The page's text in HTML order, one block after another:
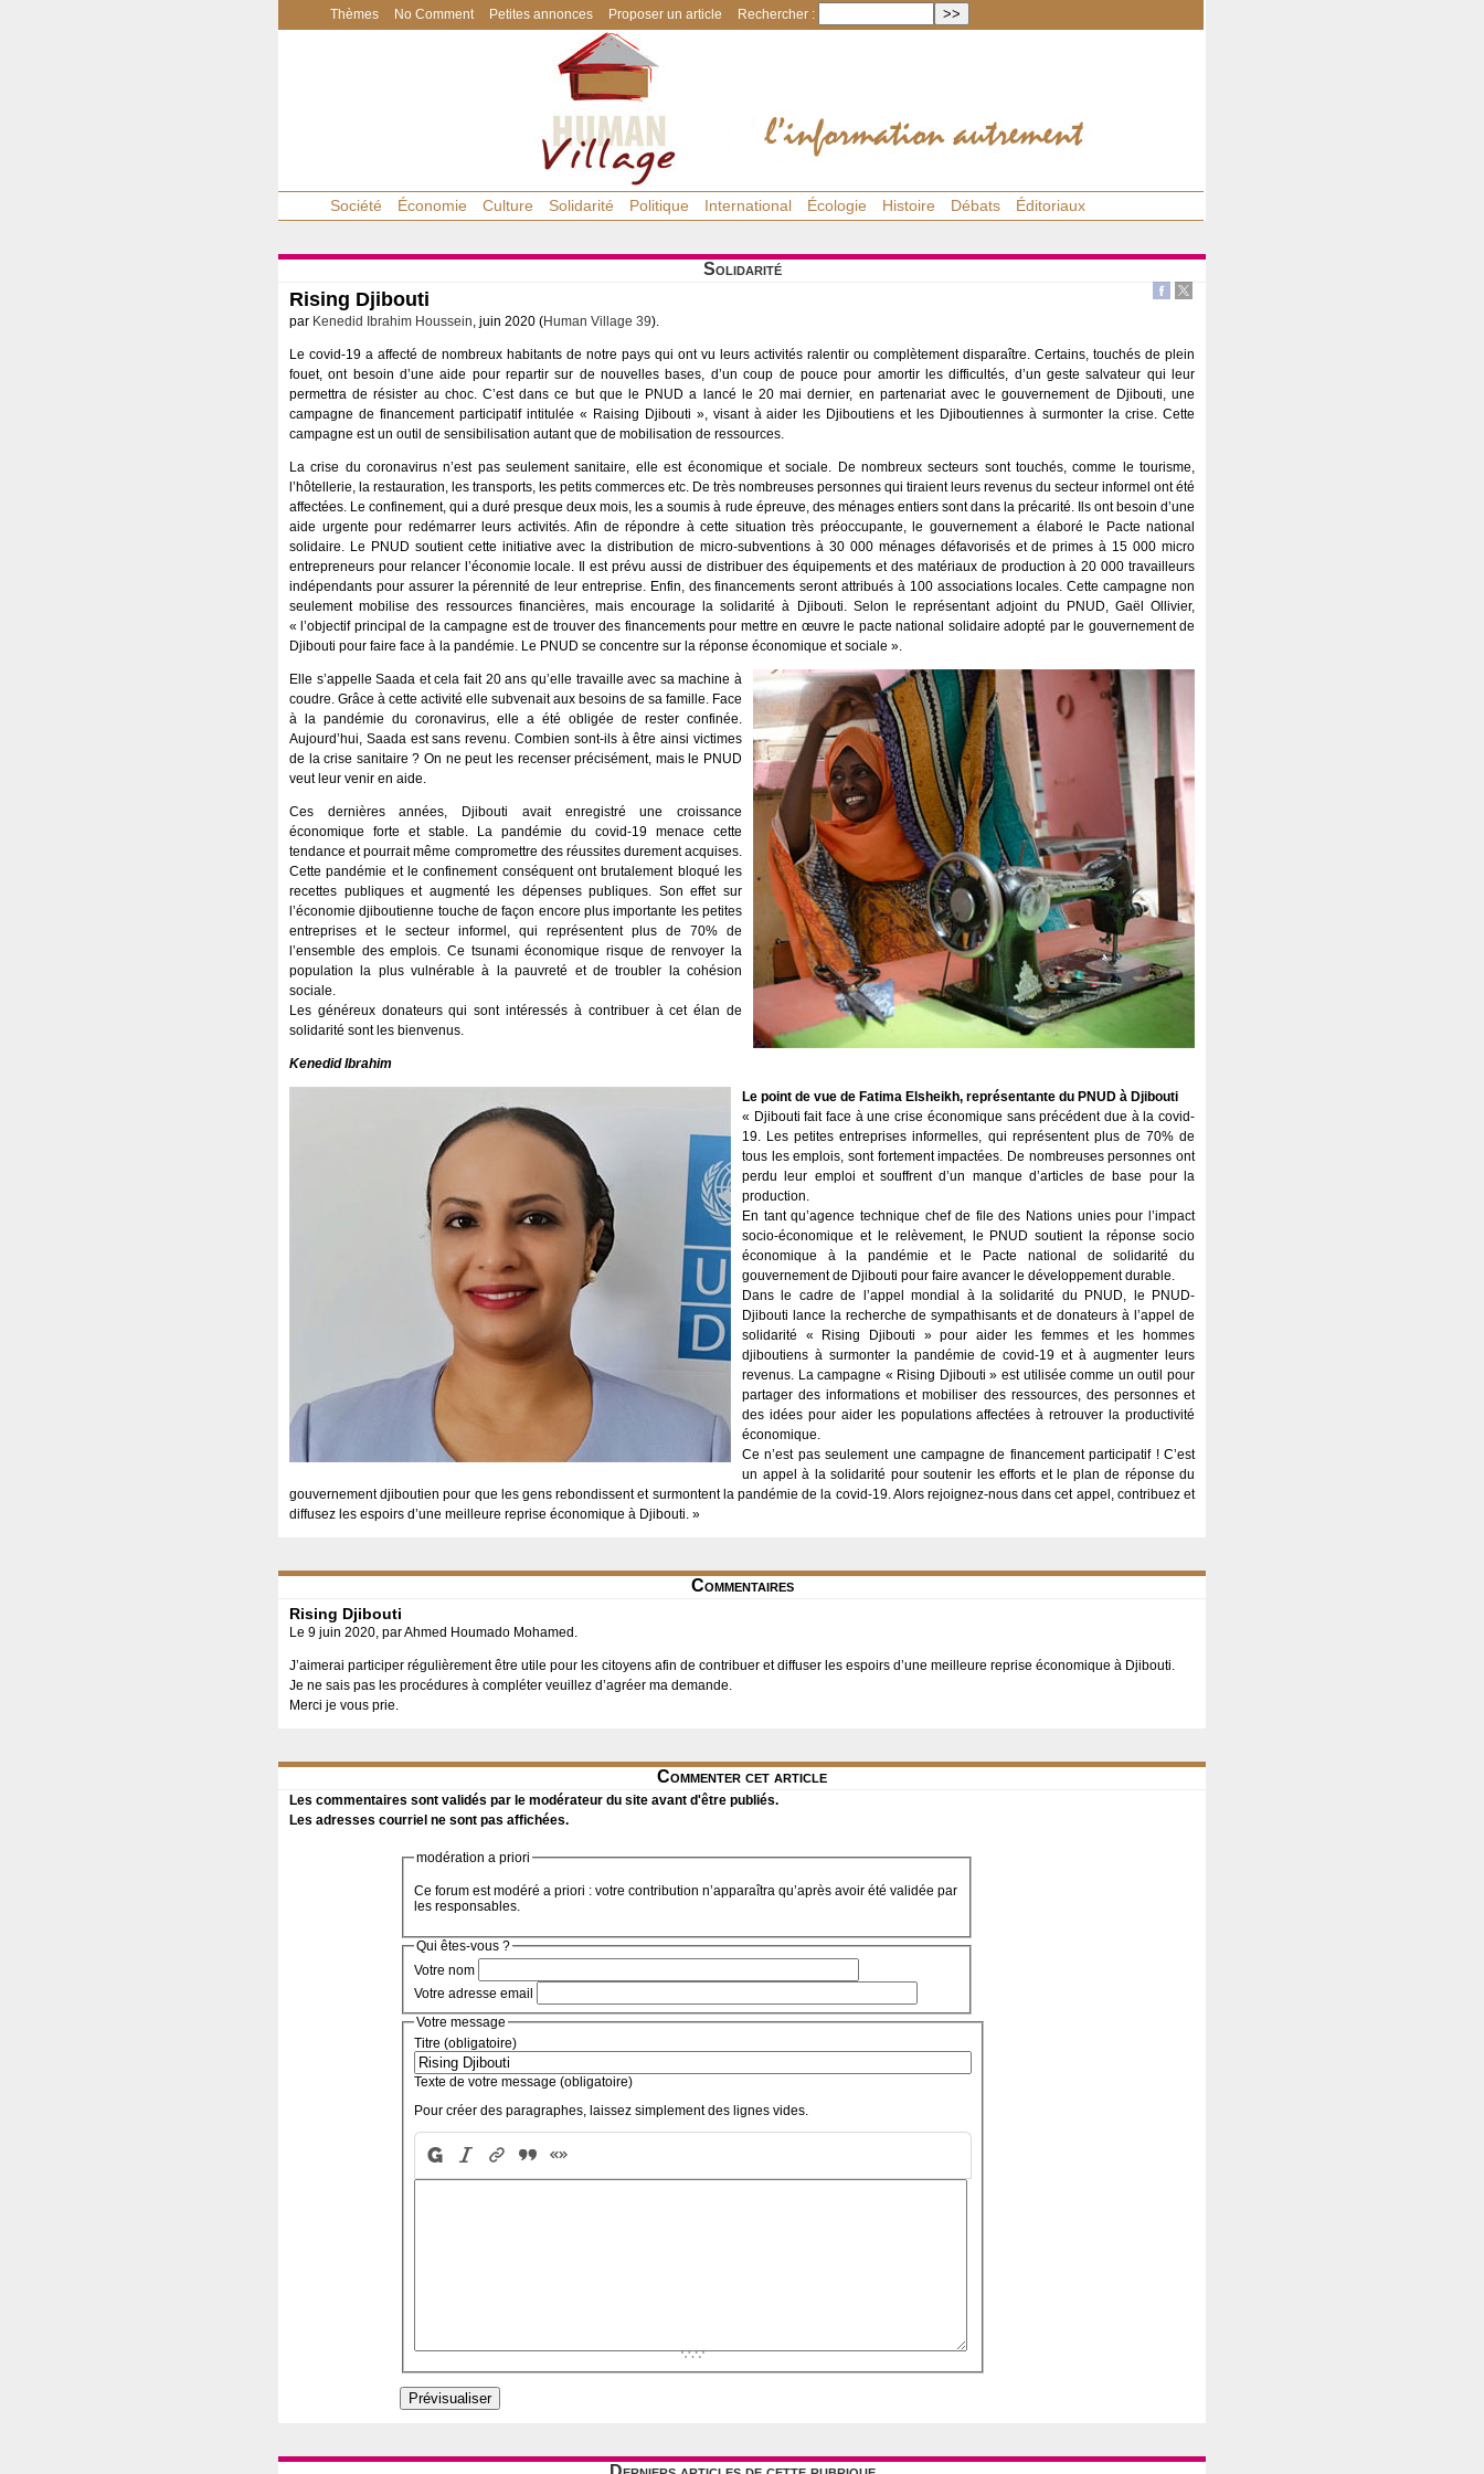
Thèmes No Comment Petites annonces Proposer un article Rechercher :
Société Économie Culture Solidarité Politique International Écologie Histoire Débats Éditoriaux
Solidarité
Rising Djibouti
par Kenedid Ibrahim Houssein, juin 2020 (Human Village 39).
Le covid-19 a affecté de nombreux habitants de notre pays qui ont vu leurs activités ralentir ou complètement disparaître. Certains, touchés de plein
fouet, ont besoin d’une aide pour repartir sur de nouvelles bases, d’un coup de pouce pour amortir les difficultés, d’un geste salvateur qui leur
permettra de résister au choc. C’est dans ce but que le PNUD a lancé le 20 mai dernier, en partenariat avec le gouvernement de Djibouti, une
campagne de financement participatif intitulée « Raising Djibouti », visant à aider les Djiboutiens et les Djiboutiennes à surmonter la crise. Cette
campagne est un outil de sensibilisation autant que de mobilisation de ressources.
La crise du coronavirus n’est pas seulement sanitaire, elle est économique et sociale. De nombreux secteurs sont touchés, comme le tourisme,
l’hôtellerie, la restauration, les transports, les petits commerces etc. De très nombreuses personnes qui tiraient leurs revenus du secteur informel ont été
affectées. Le confinement, qui a duré presque deux mois, les a soumis à rude épreuve, des ménages entiers sont dans la précarité. Ils ont besoin d’une
aide urgente pour redémarrer leurs activités. Afin de répondre à cette situation très préoccupante, le gouvernement a élaboré le Pacte national
solidaire. Le PNUD soutient cette initiative avec la distribution de micro-subventions à 30 000 ménages défavorisés et de primes à 15 000 micro
entrepreneurs pour relancer l’économie locale. Il est prévu aussi de distribuer des équipements et des matériaux de production à 20 000 travailleurs
indépendants pour assurer la pérennité de leur entreprise. Enfin, des financements seront attribués à 100 associations locales. Cette campagne non
seulement mobilise des ressources financières, mais encourage la solidarité à Djibouti. Selon le représentant adjoint du PNUD, Gaël Ollivier,
« l’objectif principal de la campagne est de trouver des financements pour mettre en œuvre le pacte national solidaire adopté par le gouvernement de
Djibouti pour faire face à la pandémie. Le PNUD se concentre sur la réponse économique et sociale ».
Elle s’appelle Saada et cela fait 20 ans qu’elle travaille avec sa machine à
coudre. Grâce à cette activité elle subvenait aux besoins de sa famille. Face
à la pandémie du coronavirus, elle a été obligée de rester confinée.
Aujourd’hui, Saada est sans revenu. Combien sont-ils à être ainsi victimes
de la crise sanitaire ? On ne peut les recenser précisément, mais le PNUD
veut leur venir en aide.
Ces dernières années, Djibouti avait enregistré une croissance
économique forte et stable. La pandémie du covid-19 menace cette
tendance et pourrait même compromettre des réussites durement acquises.
Cette pandémie et le confinement conséquent ont brutalement bloqué les
recettes publiques et augmenté les dépenses publiques. Son effet sur
l’économie djiboutienne touche de façon encore plus importante les petites
entreprises et le secteur informel, qui représentent plus de 70% de
l’ensemble des emplois. Ce tsunami économique risque de renvoyer la
population la plus vulnérable à la pauvreté et de troubler la cohésion
sociale.
Les généreux donateurs qui sont intéressés à contribuer à cet élan de
solidarité sont les bienvenus.
Kenedid Ibrahim
Le point de vue de Fatima Elsheikh, représentante du PNUD à Djibouti
« Djibouti fait face à une crise économique sans précédent due à la covid-
19. Les petites entreprises informelles, qui représentent plus de 70% de
tous les emplois, sont fortement impactées. De nombreuses personnes ont
perdu leur emploi et souffrent d’un manque d’articles de base pour la
production.
En tant qu’agence technique chef de file des Nations unies pour l’impact
socio-économique et le relèvement, le PNUD soutient la réponse socio
économique à la pandémie et le Pacte national de solidarité du
gouvernement de Djibouti pour faire avancer le développement durable.
Dans le cadre de l’appel mondial à la solidarité du PNUD, le PNUD-
Djibouti lance la recherche de sympathisants et de donateurs à l’appel de
solidarité « Rising Djibouti » pour aider les femmes et les hommes
djiboutiens à surmonter la pandémie de covid-19 et à augmenter leurs
revenus. La campagne « Rising Djibouti » est utilisée comme un outil pour
partager des informations et mobiliser des ressources, des personnes et
des idées pour aider les populations affectées à retrouver la productivité
économique.
Ce n’est pas seulement une campagne de financement participatif ! C’est
un appel à la solidarité pour soutenir les efforts et le plan de réponse du
gouvernement djiboutien pour que les gens rebondissent et surmontent la pandémie de la covid-19. Alors rejoignez-nous dans cet appel, contribuez et
diffusez les espoirs d’une meilleure reprise économique à Djibouti. »
Commentaires
Rising Djibouti
Le 9 juin 2020, par Ahmed Houmado Mohamed.
J’aimerai participer régulièrement être utile pour les citoyens afin de contribuer et diffuser les espoirs d’une meilleure reprise économique à Djibouti.
Je ne sais pas les procédures à compléter veuillez d’agréer ma demande.
Merci je vous prie.
Commenter cet article
Les commentaires sont validés par le modérateur du site avant d'être publiés.
Les adresses courriel ne sont pas affichées.
modération a priori
Ce forum est modéré a priori : votre contribution n’apparaîtra qu’après avoir été validée par
les responsables.
Qui êtes-vous ?
Votre nom
Votre adresse email
Votre message
Titre (obligatoire)
Texte de votre message (obligatoire)
Pour créer des paragraphes, laissez simplement des lignes vides.